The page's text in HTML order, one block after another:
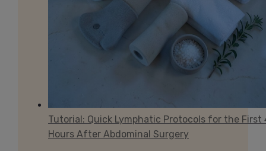
Tutorial: Quick Lymphatic Protocols for the First
Hours After Abdominal Surgery